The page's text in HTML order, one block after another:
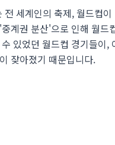
전 세계인의 축제, 월드컵
계권 분산'으로 인해 월드
있었던 월드컵 경기들이
잦아졌기 때문입니다.